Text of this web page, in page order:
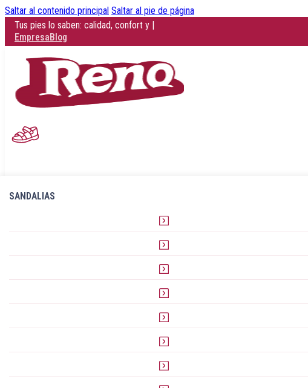
Saltar al contenido principal Saltar al pie de página
Tus pies lo saben: calidad, confort y estilo en cada paso.
EmpresaBlog
SANDALIAS